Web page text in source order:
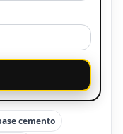
cemento